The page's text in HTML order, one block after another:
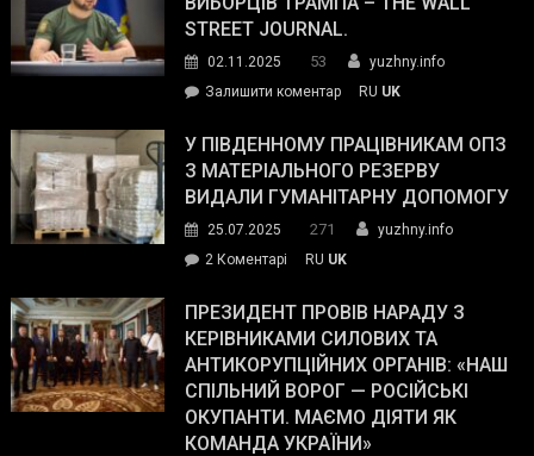
STREET JOURNAL.
02.11.2025 53
yuzhny.info
Залишити коментарon
завойовує
симпатії
виборців
The
Street
Journal.
RU UK
У ПІВДЕННОМУ ПРАЦІВНИКАМ ОПЗ
З МАТЕРІАЛЬНОГО РЕЗЕРВУ
ВИДАЛИ ГУМАНІТАРНУ ДОПОМОГУ
25.07.2025 271
yuzhny.info
2 Коментарі
Південному
працівникам
ОПЗ
з
матеріального
резерву
RU UK
ПРЕЗИДЕНТ ПРОВІВ НАРАДУ З
КЕРІВНИКАМИ СИЛОВИХ ТА
АНТИКОРУПЦІЙНИХ ОРГАНІВ: «НАШ
СПІЛЬНИЙ ВОРОГ — РОСІЙСЬКІ
ОКУПАНТИ. МАЄМО ДІЯТИ ЯК
КОМАНДА УКРАЇНИ»